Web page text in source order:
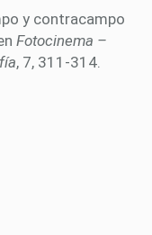
y contracampo
Fotocinema –
, 7, 311-314.